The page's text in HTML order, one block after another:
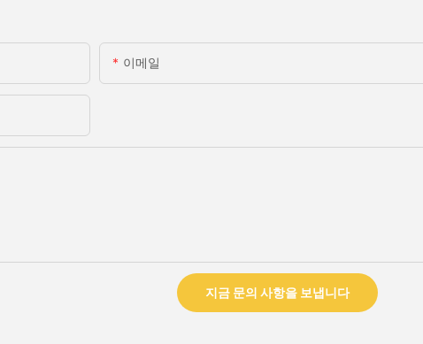
이메일
지금 문의 사항을 보냅니다